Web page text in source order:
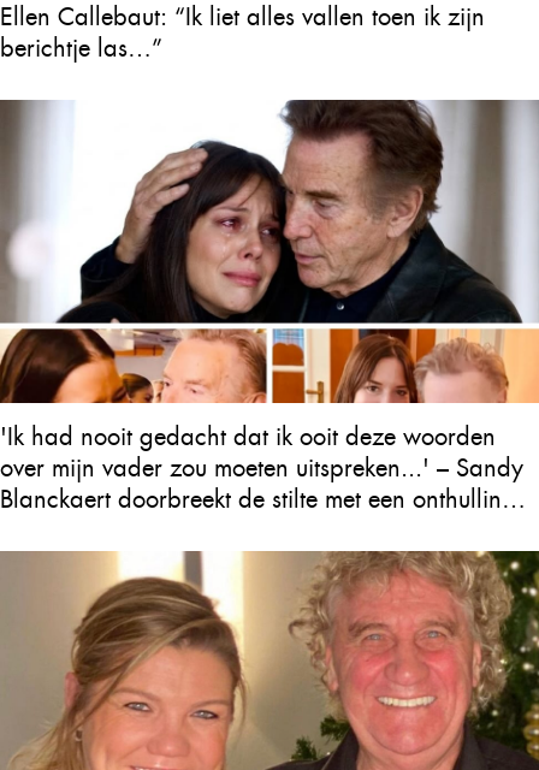
Ellen Callebaut: “Ik liet alles vallen toen ik zijn
berichtje las…”
'Ik had nooit gedacht dat ik ooit deze woorden
over mijn vader zou moeten uitspreken...' – Sandy
Blanckaert doorbreekt de stilte met een onthulling